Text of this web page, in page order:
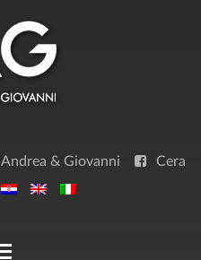
Andrea & Giovanni Cera